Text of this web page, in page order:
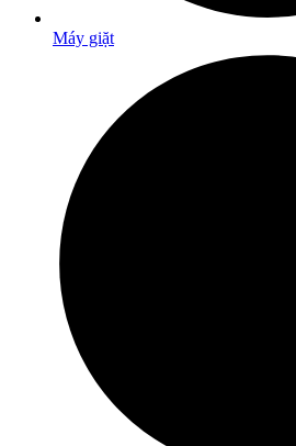
Máy giặt